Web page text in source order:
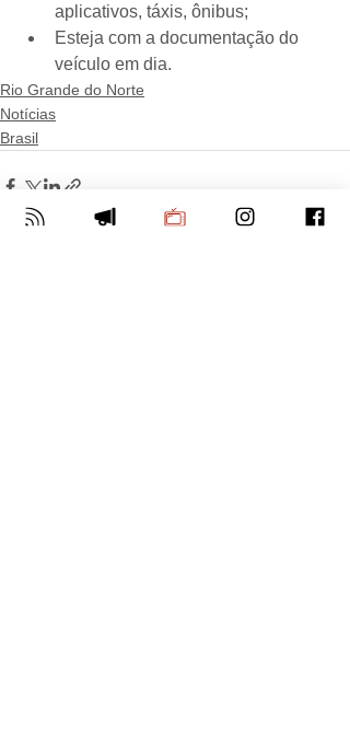
aplicativos, táxis, ônibus;
Esteja com a documentação do
veículo em dia.
Rio Grande do Norte
Notícias
Brasil